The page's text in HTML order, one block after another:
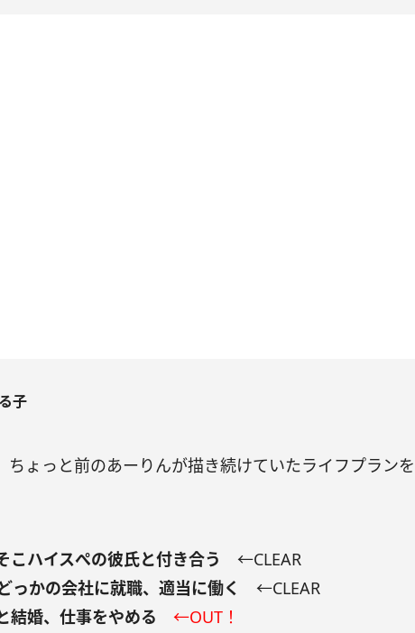
子
ちょっと前のあーりんが描き続けていたライフプランを
こハイスぺの彼氏と付き合う
←CLEAR
っかの会社に就職、適当に働く
←CLEAR
結婚、仕事をやめる
←OUT！